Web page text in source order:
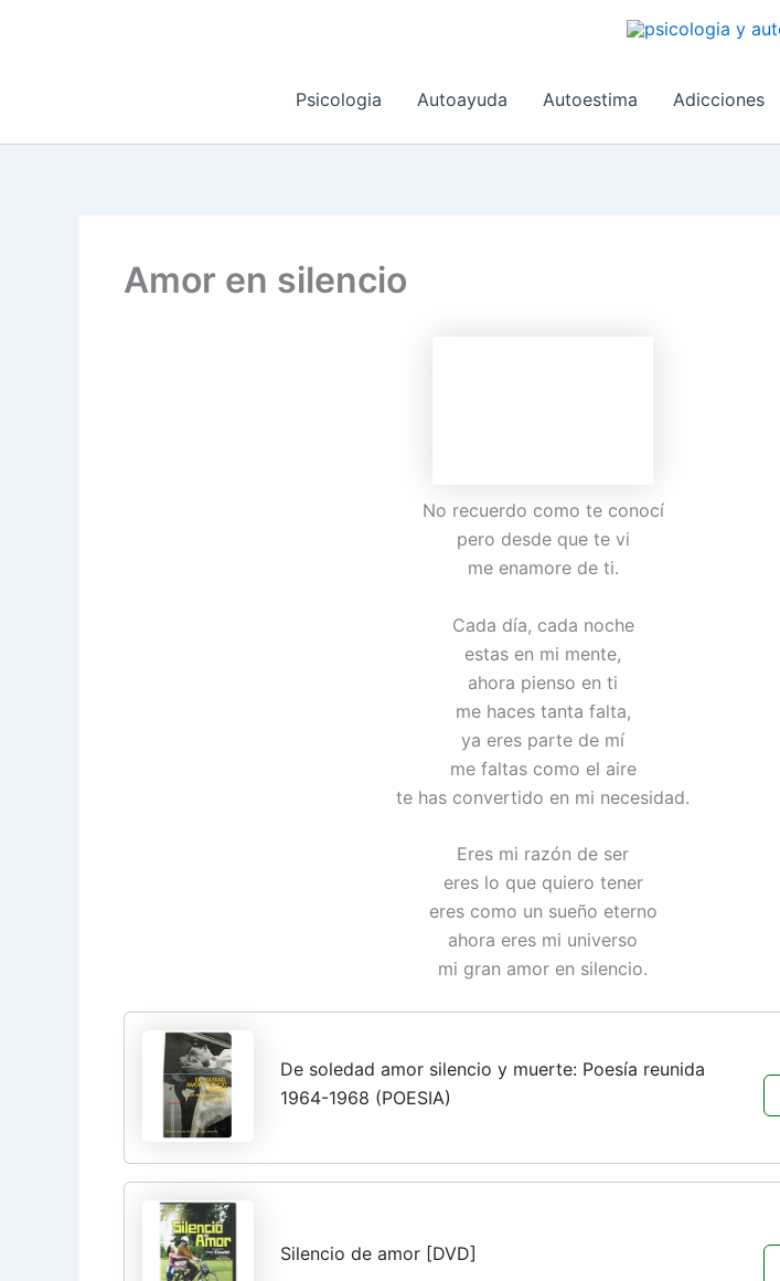
Psicologia
Autoayuda Autoestima Adicciones
Amor en silencio
No recuerdo como te conocí
pero desde que te vi
me enamore de ti.
Cada día, cada noche
estas en mi mente,
ahora pienso en ti
me haces tanta falta,
ya eres parte de mí
me faltas como el aire
te has convertido en mi necesidad.
Eres mi razón de ser
eres lo que quiero tener
eres como un sueño eterno
ahora eres mi universo
mi gran amor en silencio.
De soledad amor silencio y muerte: Poesía reunida
1964-1968 (POESIA)
Silencio de amor [DVD]